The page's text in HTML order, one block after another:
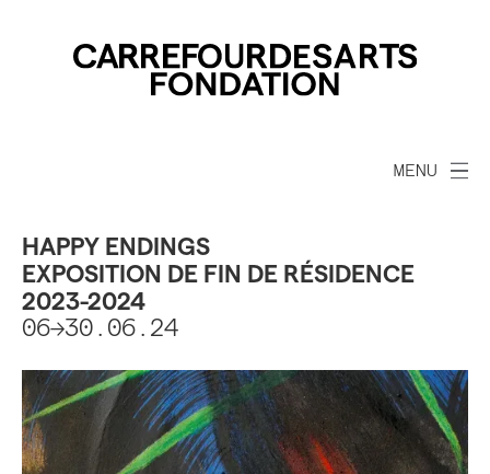
MENU
HAPPY ENDINGS
EXPOSITION DE FIN DE RÉSIDENCE
2023-2024
06->30.06.24